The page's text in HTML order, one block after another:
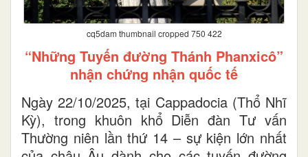
cq5dam thumbnail cropped 750 422
“Những Tuyến đường Thánh Phanxicô”
nhận chứng nhận quốc tế
Ngày 22/10/2025, tại Cappadocia (Thổ Nhĩ
Kỳ), trong khuôn khổ Diễn đàn Tư vấn
Thường niên lần thứ 14 – sự kiện lớn nhất